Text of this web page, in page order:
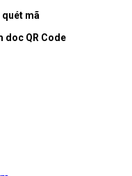
quét mã
doc QR Code